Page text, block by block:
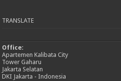
TRANSLATE
Office:
Apartemen Kalibata City
Tower Gaharu
Jakarta Selatan
DKI Jakarta - Indonesia